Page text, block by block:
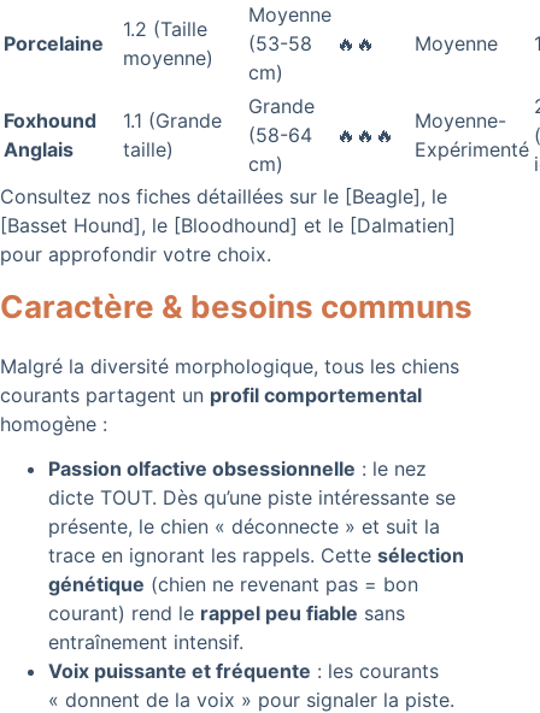
Porcelaine
1.2 (Taille
moyenne)
Moyenne
(53-58
cm)
🔥🔥 Moyenne
Foxhound
Anglais
1.1 (Grande
taille)
Grande
(58-64
cm)
🔥🔥🔥
Moyenne-
Expérimenté
Consultez nos fiches détaillées sur le [Beagle], le
[Basset Hound], le [Bloodhound] et le [Dalmatien]
pour approfondir votre choix.
Caractère & besoins communs
Malgré la diversité morphologique, tous les chiens
courants partagent un profil comportemental
homogène :
Passion olfactive obsessionnelle : le nez
dicte TOUT. Dès qu’une piste intéressante se
présente, le chien « déconnecte » et suit la
trace en ignorant les rappels. Cette sélection
génétique (chien ne revenant pas = bon
courant) rend le rappel peu fiable sans
entraînement intensif.
Voix puissante et fréquente : les courants
« donnent de la voix » pour signaler la piste.